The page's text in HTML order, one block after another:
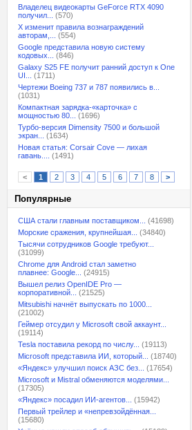
Владелец видеокарты GeForce RTX 4090
получил...
(570)
X изменит правила вознаграждений
авторам,...
(554)
Google представила новую систему
кодовых...
(846)
Galaxy S25 FE получит ранний доступ к One
UI...
(1711)
Чертежи Boeing 737 и 787 появились в...
(1031)
Компактная зарядка-«карточка» с
мощностью 80...
(1696)
Турбо-версия Dimensity 7500 и большой
экран...
(1634)
Новая статья: Corsair Cove — лихая
гавань....
(1491)
< 1 2 3 4 5 6 7 8 >
Популярные
США стали главным поставщиком...
(41698)
Морские сражения, крупнейшая...
(34840)
Тысячи сотрудников Google требуют...
(31099)
Chrome для Android стал заметно
плавнее: Google...
(24915)
Вышел релиз OpenIDE Pro —
корпоративной...
(21525)
Mitsubishi начнёт выпускать по 1000...
(21002)
Геймер отсудил у Microsoft свой аккаунт...
(19114)
Tesla поставила рекорд по числу...
(19113)
Microsoft представила ИИ, который...
(18740)
«Яндекс» улучшил поиск АЗС без...
(17654)
Microsoft и Mistral обменяются моделями...
(17305)
«Яндекс» посадил ИИ-агентов...
(15942)
Первый трейлер и «непревзойдённая...
(15680)